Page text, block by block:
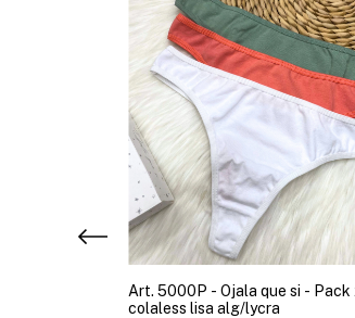
Art. 5000P - Ojala que si - Pack
colaless lisa alg/lycra